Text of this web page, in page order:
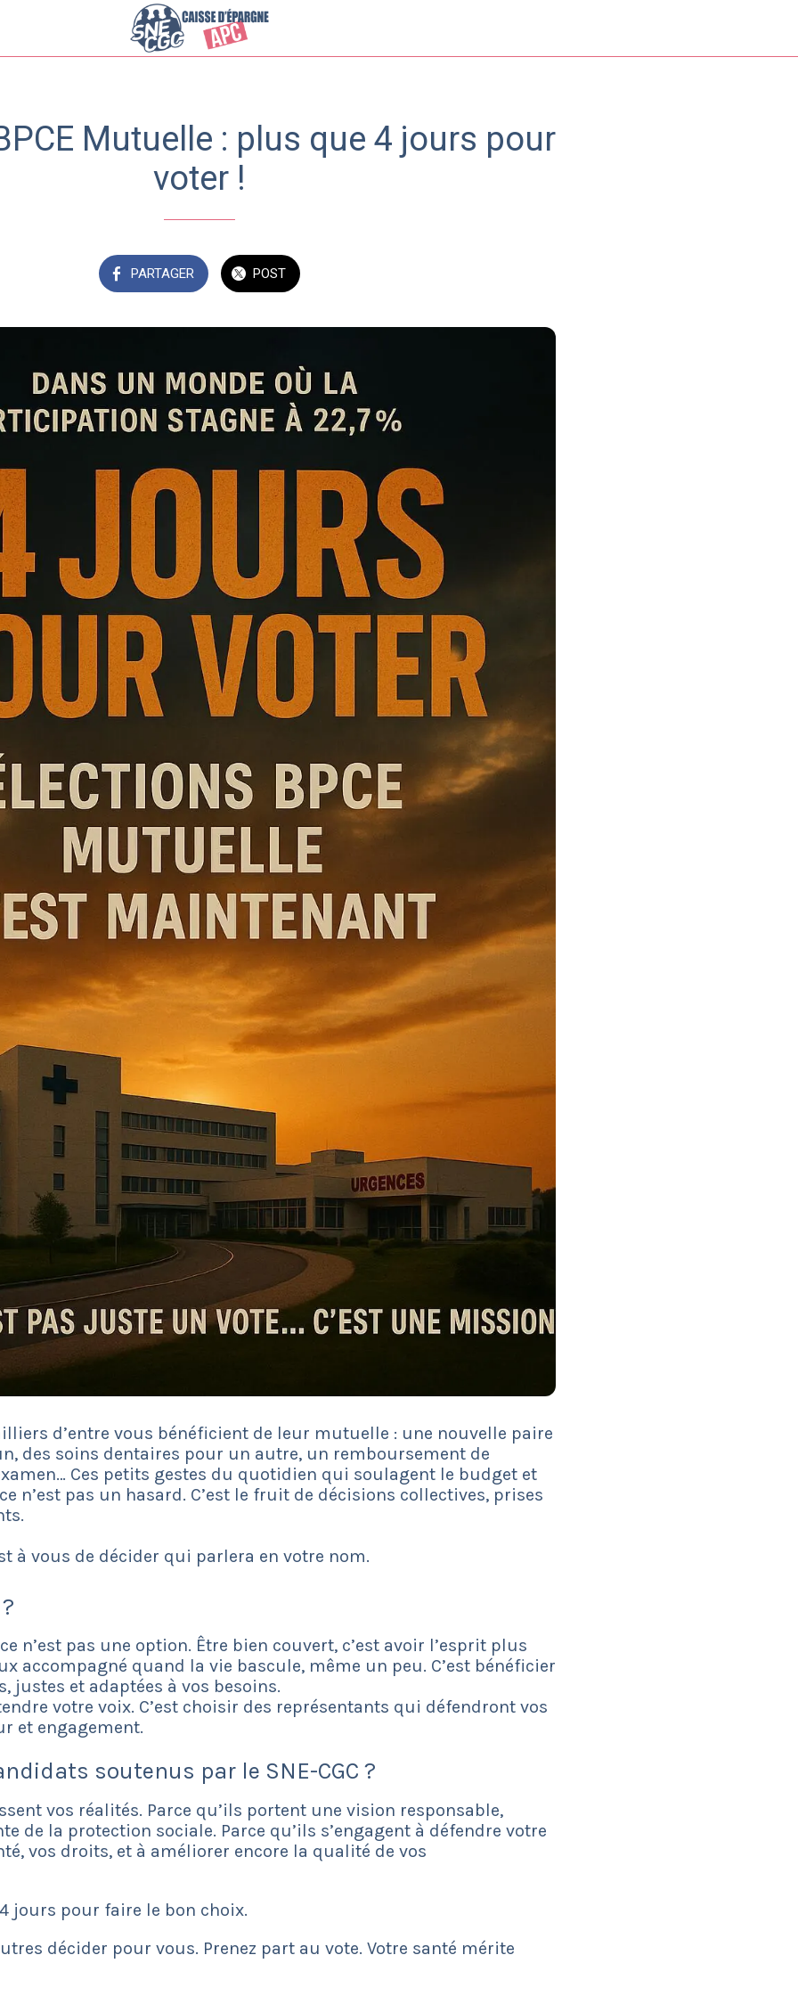
Mutuelle : plus que 4 jours pour
voter !
PARTAGER POST
d’entre vous bénéficient de leur mutuelle : une nouvelle paire
des soins dentaires pour un autre, un remboursement de
Ces petits gestes du quotidien qui soulagent le budget et
n’est pas un hasard. C’est le fruit de décisions collectives, prises
à vous de décider qui parlera en votre nom.
n’est pas une option. Être bien couvert, c’est avoir l’esprit plus
accompagné quand la vie bascule, même un peu. C’est bénéficier
justes et adaptées à vos besoins.
votre voix. C’est choisir des représentants qui défendront vos
et engagement.
soutenus par le SNE-CGC ?
vos réalités. Parce qu’ils portent une vision responsable,
de la protection sociale. Parce qu’ils s’engagent à défendre votre
vos droits, et à améliorer encore la qualité de vos
jours pour faire le bon choix.
décider pour vous. Prenez part au vote. Votre santé mérite